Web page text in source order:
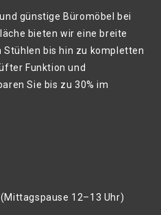
günstige Büromöbel bei
bieten wir eine breite
Stühlen bis hin zu kompletten
Funktion und
Sie bis zu 30% im
12–13 Uhr)